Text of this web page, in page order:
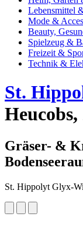
Lebensmittel
Mode &
Beauty,
Spielzeug &
Freizeit &
Technik &
St.
Gräser- &
St. Hippolyt Glyx-